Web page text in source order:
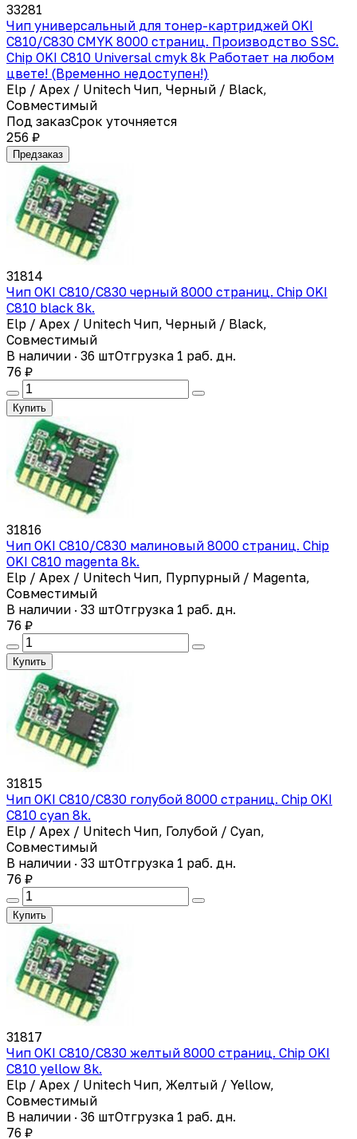
33281
Чип универсальный для тонер-картриджей OKI
C810/C830 CMYK 8000 страниц. Производство SSC.
Chip OKI C810 Universal cmyk 8k Работает на любом
цвете! (Временно недоступен!)
Elp / Apex / Unitech Чип, Черный / Black,
Совместимый
Под заказСрок уточняется
256 ₽
Предзаказ
31814
Чип OKI C810/C830 черный 8000 страниц. Chip OKI
C810 black 8k.
Elp / Apex / Unitech Чип, Черный / Black,
Совместимый
В наличии · 36 штОтгрузка 1 раб. дн.
76 ₽
Купить
31816
Чип OKI C810/C830 малиновый 8000 страниц. Chip
OKI C810 magenta 8k.
Elp / Apex / Unitech Чип, Пурпурный / Magenta,
Совместимый
В наличии · 33 штОтгрузка 1 раб. дн.
76 ₽
Купить
31815
Чип OKI C810/C830 голубой 8000 страниц. Chip OKI
C810 cyan 8k.
Elp / Apex / Unitech Чип, Голубой / Cyan,
Совместимый
В наличии · 33 штОтгрузка 1 раб. дн.
76 ₽
Купить
31817
Чип OKI C810/C830 желтый 8000 страниц. Chip OKI
C810 yellow 8k.
Elp / Apex / Unitech Чип, Желтый / Yellow,
Совместимый
В наличии · 36 штОтгрузка 1 раб. дн.
76 ₽